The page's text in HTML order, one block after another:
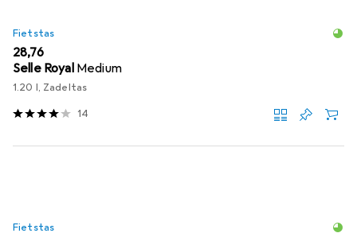
Fietstas
EUR
28,76
Selle Royal Medium
1.20 l, Zadeltas
14
Fietstas